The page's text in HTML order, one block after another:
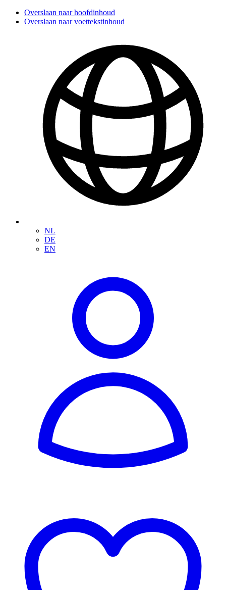
Overslaan naar hoofdinhoud
Overslaan naar voettekstinhoud
NL
DE
EN